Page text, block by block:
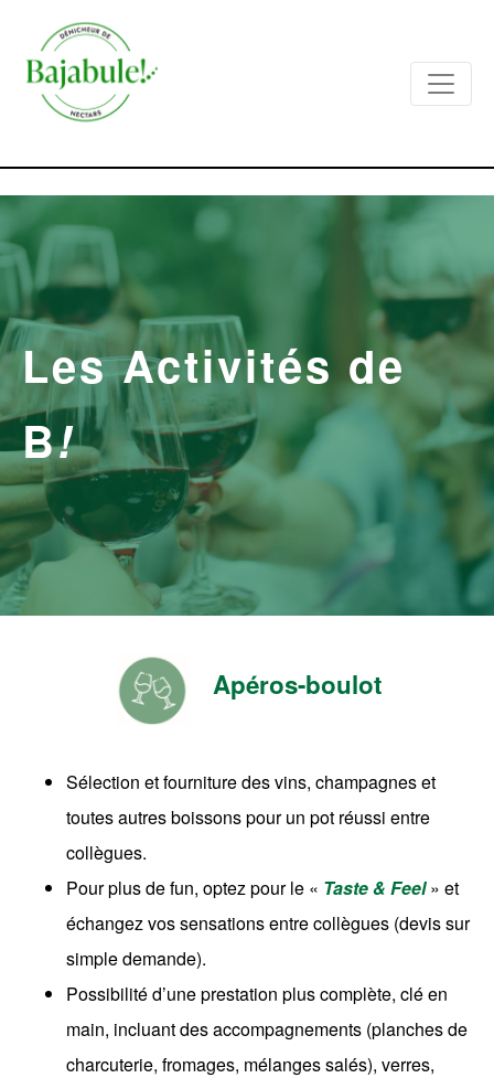
Les Activités de
B!
Apéros-boulot
Sélection et fourniture des vins, champagnes et
toutes autres boissons pour un pot réussi entre
collègues.
Pour plus de fun, optez pour le « Taste & Feel » et
échangez vos sensations entre collègues (devis sur
simple demande).
Possibilité d’une prestation plus complète, clé en
main, incluant des accompagnements (planches de
charcuterie, fromages, mélanges salés), verres,